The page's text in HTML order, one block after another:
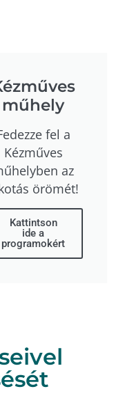
műhely
fel a
Kézműves
az
örömét!
Kattintson
ide a
programokért